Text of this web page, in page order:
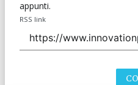
appunti.
RSS link